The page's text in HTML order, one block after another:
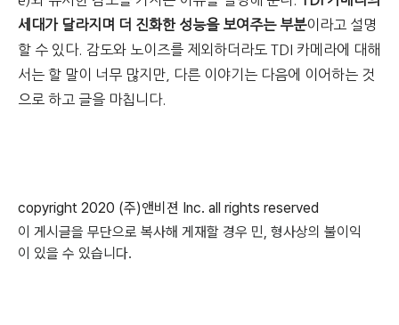
세대가 달라지며 더 진화한 성능을 보여주는 부분이라고 설명
할 수 있다. 감도와 노이즈를 제외하더라도 TDI 카메라에 대해
서는 할 말이 너무 많지만, 다른 이야기는 다음에 이어하는 것
으로 하고 글을 마칩니다.
copyright 2020 (주)앤비젼 Inc. all rights reserved
이 게시글을 무단으로 복사해 게재할 경우 민 형사상의 불이익
이 있을 수 있습니다.